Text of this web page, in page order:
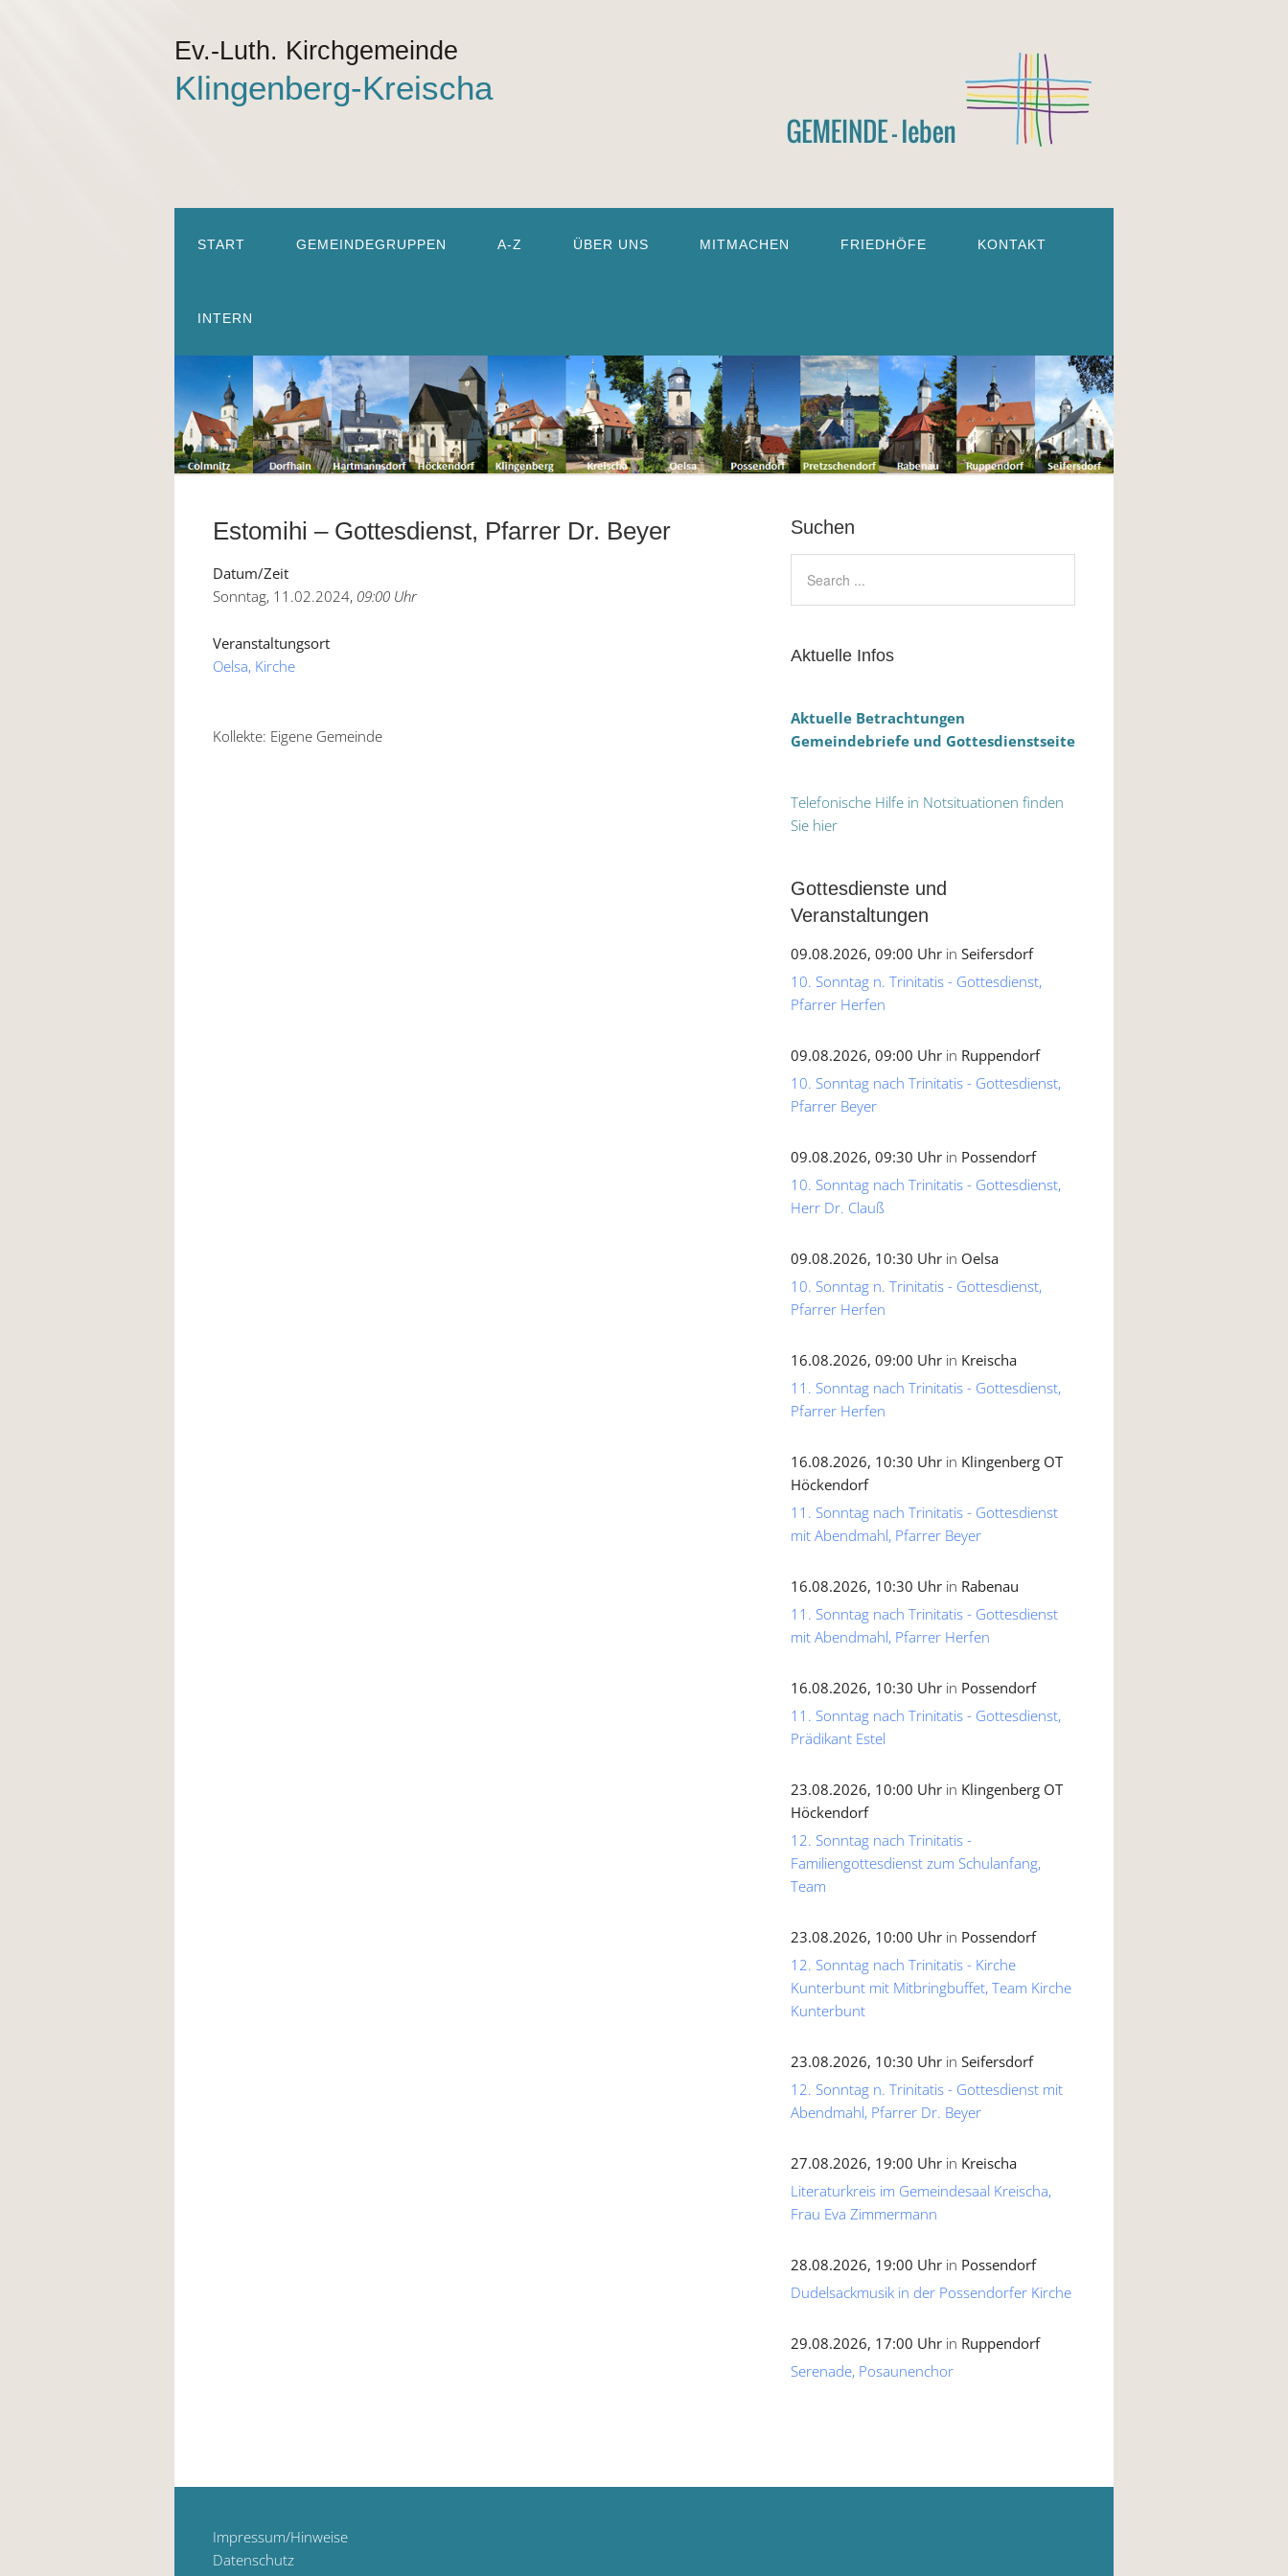
Ev.-Luth. Kirchgemeinde
Klingenberg-Kreischa
START GEMEINDEGRUPPEN A-Z ÜBER UNS MITMACHEN FRIEDHÖFE KONTAKT
INTERN
Estomihi – Gottesdienst, Pfarrer Dr. Beyer
Datum/Zeit
Sonntag, 11.02.2024, 09:00 Uhr
Veranstaltungsort
Oelsa, Kirche
Kollekte: Eigene Gemeinde
Suchen
Aktuelle Infos
Aktuelle Betrachtungen
Gemeindebriefe und Gottesdienstseite
Telefonische Hilfe in Notsituationen finden
Sie hier
Gottesdienste und
Veranstaltungen
09.08.2026, 09:00 Uhr in Seifersdorf
10. Sonntag n. Trinitatis - Gottesdienst,
Pfarrer Herfen
09.08.2026, 09:00 Uhr in Ruppendorf
10. Sonntag nach Trinitatis - Gottesdienst,
Pfarrer Beyer
09.08.2026, 09:30 Uhr in Possendorf
10. Sonntag nach Trinitatis - Gottesdienst,
Herr Dr. Clauß
09.08.2026, 10:30 Uhr in Oelsa
10. Sonntag n. Trinitatis - Gottesdienst,
Pfarrer Herfen
16.08.2026, 09:00 Uhr in Kreischa
11. Sonntag nach Trinitatis - Gottesdienst,
Pfarrer Herfen
16.08.2026, 10:30 Uhr in Klingenberg OT
Höckendorf
11. Sonntag nach Trinitatis - Gottesdienst
mit Abendmahl, Pfarrer Beyer
16.08.2026, 10:30 Uhr in Rabenau
11. Sonntag nach Trinitatis - Gottesdienst
mit Abendmahl, Pfarrer Herfen
16.08.2026, 10:30 Uhr in Possendorf
11. Sonntag nach Trinitatis - Gottesdienst,
Prädikant Estel
23.08.2026, 10:00 Uhr in Klingenberg OT
Höckendorf
12. Sonntag nach Trinitatis -
Familiengottesdienst zum Schulanfang,
Team
23.08.2026, 10:00 Uhr in Possendorf
12. Sonntag nach Trinitatis - Kirche
Kunterbunt mit Mitbringbuffet, Team Kirche
Kunterbunt
23.08.2026, 10:30 Uhr in Seifersdorf
12. Sonntag n. Trinitatis - Gottesdienst mit
Abendmahl, Pfarrer Dr. Beyer
27.08.2026, 19:00 Uhr in Kreischa
Literaturkreis im Gemeindesaal Kreischa,
Frau Eva Zimmermann
28.08.2026, 19:00 Uhr in Possendorf
Dudelsackmusik in der Possendorfer Kirche
29.08.2026, 17:00 Uhr in Ruppendorf
Serenade, Posaunenchor
Impressum/Hinweise
Datenschutz